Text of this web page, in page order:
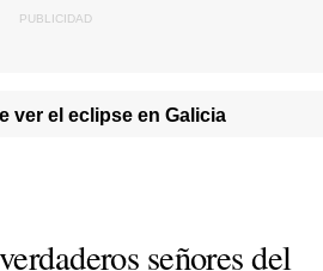
ver el eclipse en Galicia
señores del